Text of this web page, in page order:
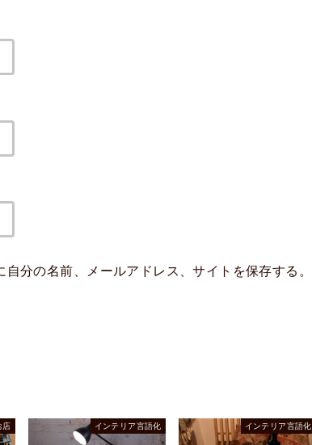
分の名前、メールアドレス、サイトを保存する。
店 インテリア言語化 インテリア言語化